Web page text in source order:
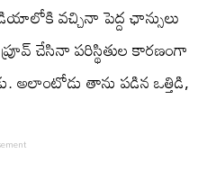
వచ్చినా పెద్ద ఛాన్సులు
చేసినా పరిస్థితుల కారణంగా
అలాంటోడు తాను పడిన ఒత్తిడి,